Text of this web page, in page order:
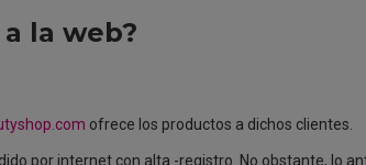
la web?
ofrece los productos a dichos clientes.
por internet con alta -registro. No obstante, lo